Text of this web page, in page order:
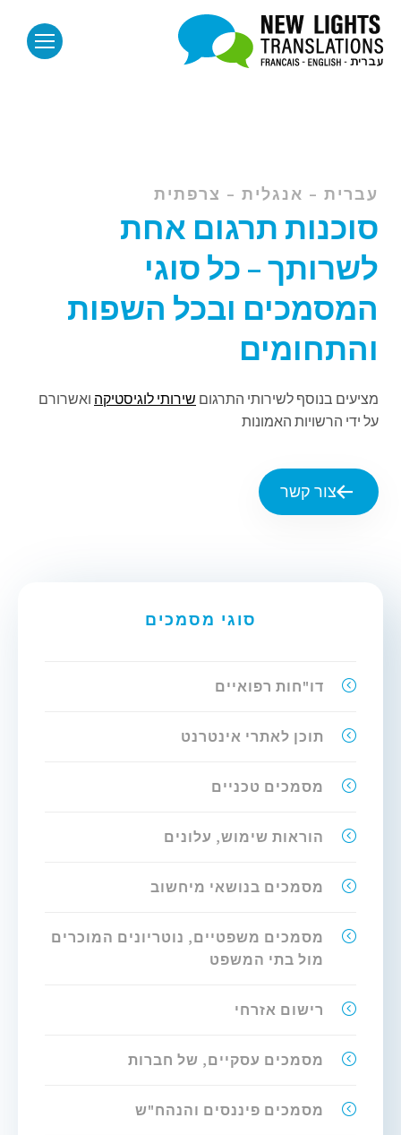
עברית – אנגלית – צרפתית
סוכנות תרגום אחת
לשרותך – כל סוגי
המסמכים ובכל השפות
והתחומים
מציעים בנוסף לשירותי התרגום שירותי לוגיסטיקה ואשרורם
על ידי הרשויות האמונות
צור קשר
סוגי מסמכים
דו"חות רפואיים
תוכן לאתרי אינטרנט
מסמכים טכניים
הוראות שימוש, עלונים
מסמכים בנושאי מיחשוב
מסמכים משפטיים, נוטריונים המוכרים
מול בתי המשפט
רישום אזרחי
מסמכים עסקיים, של חברות
מסמכים פיננסים והנהח"ש